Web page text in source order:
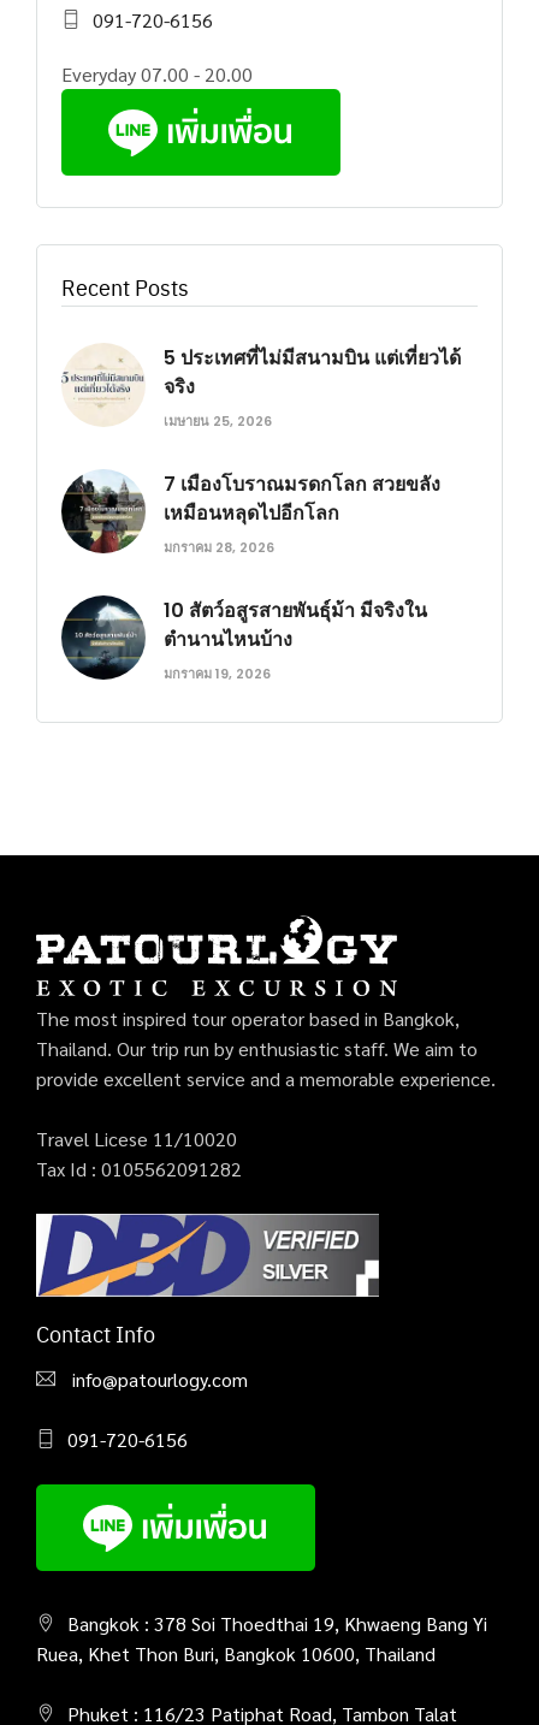
091-720-6156
Everyday 07.00 - 20.00
Recent Posts
5 ประเทศที่ไม่มีสนามบิน แต่เที่ยวได้
จริง
เมษายน 25, 2026
7 เมืองโบราณมรดกโลก สวยขลัง
เหมือนหลุดไปอีกโลก
มกราคม 28, 2026
10 สัตว์อสูรสายพันธุ์ม้า มีจริงใน
ตำนานไหนบ้าง
มกราคม 19, 2026
The most inspired tour operator based in Bangkok,
Thailand. Our trip run by enthusiastic staff. We aim to
provide excellent service and a memorable experience.
Travel Licese 11/10020
Tax Id : 0105562091282
Contact Info
info@patourlogy.com
091-720-6156
Bangkok : 378 Soi Thoedthai 19, Khwaeng Bang Yi
Ruea, Khet Thon Buri, Bangkok 10600, Thailand
Phuket : 116/23 Patiphat Road, Tambon Talat